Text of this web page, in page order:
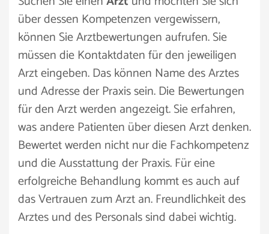
über dessen Kompetenzen vergewissern,
können Sie Arztbewertungen aufrufen. Sie
müssen die Kontaktdaten für den jeweiligen
Arzt eingeben. Das können Name des Arztes
und Adresse der Praxis sein. Die Bewertungen
für den Arzt werden angezeigt. Sie erfahren,
was andere Patienten über diesen Arzt denken.
Bewertet werden nicht nur die Fachkompetenz
und die Ausstattung der Praxis. Für eine
erfolgreiche Behandlung kommt es auch auf
das Vertrauen zum Arzt an. Freundlichkeit des
Arztes und des Personals sind dabei wichtig.